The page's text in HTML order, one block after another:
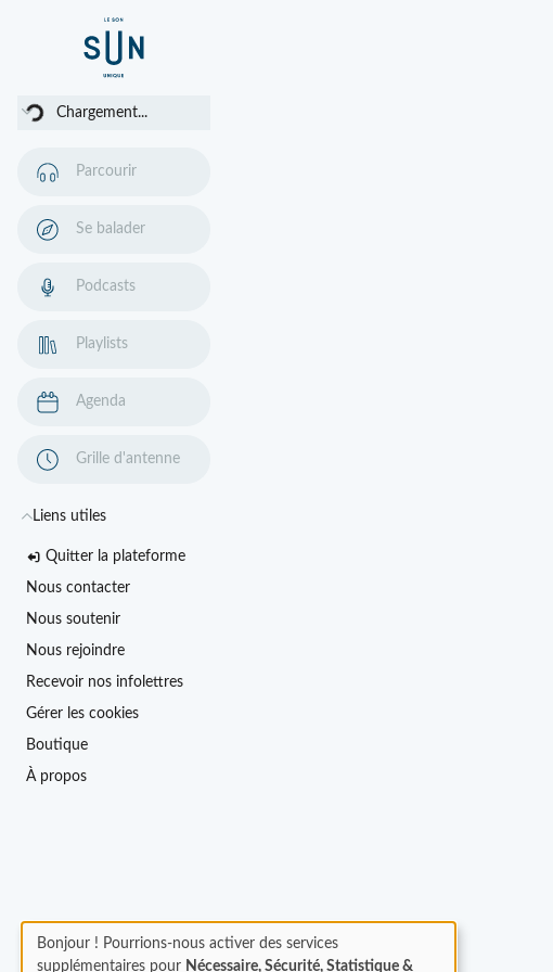
Chargement...
Parcourir
Se balader
Podcasts
Playlists
Agenda
Grille d'antenne
Liens utiles
Quitter la plateforme
Nous contacter
Nous soutenir
Nous rejoindre
Recevoir nos infolettres
Gérer les cookies
Boutique
À propos
Bonjour ! Pourrions-nous activer des services
supplémentaires pour Nécessaire, Sécurité, Statistique &